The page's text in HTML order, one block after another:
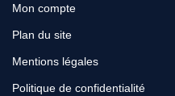
Mon compte
Plan du site
Mentions légales
Politique de confidentialité